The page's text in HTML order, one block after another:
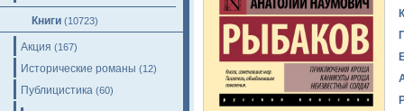
Книги (10723)
Акция (167)
Исторические романы (12)
Публицистика (60)